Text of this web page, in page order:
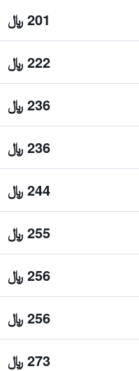
201 ﷼
222 ﷼
236 ﷼
236 ﷼
244 ﷼
255 ﷼
256 ﷼
256 ﷼
273 ﷼